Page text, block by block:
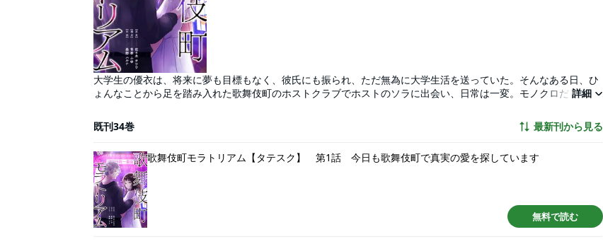
大学生の優衣は、将来に夢も目標もなく、彼氏にも振られ、ただ無為に大学生活を送っていた。そんなある日、ひ
ょんなことから足を踏み入れた歌舞伎町のホストクラブでホストのソラに出会い、日常は一変。モノクロだった
の中で共鳴する二人の、行きつく先は――？ 狂おしくも愛おしい、痛いほどリアルな、モラトリアムの記録――
詳細
既刊34巻 最新刊から見る
歌舞伎町モラトリアム【タテスク】 第1話 今日も歌舞伎町で真実の愛を探しています
無料で読む